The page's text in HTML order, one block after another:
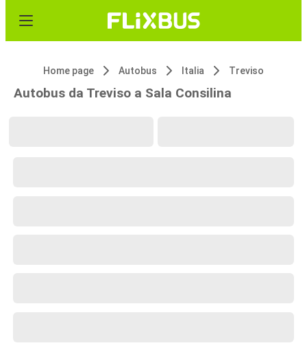
Home page Autobus Italia Treviso
Autobus da Treviso a Sala Consilina